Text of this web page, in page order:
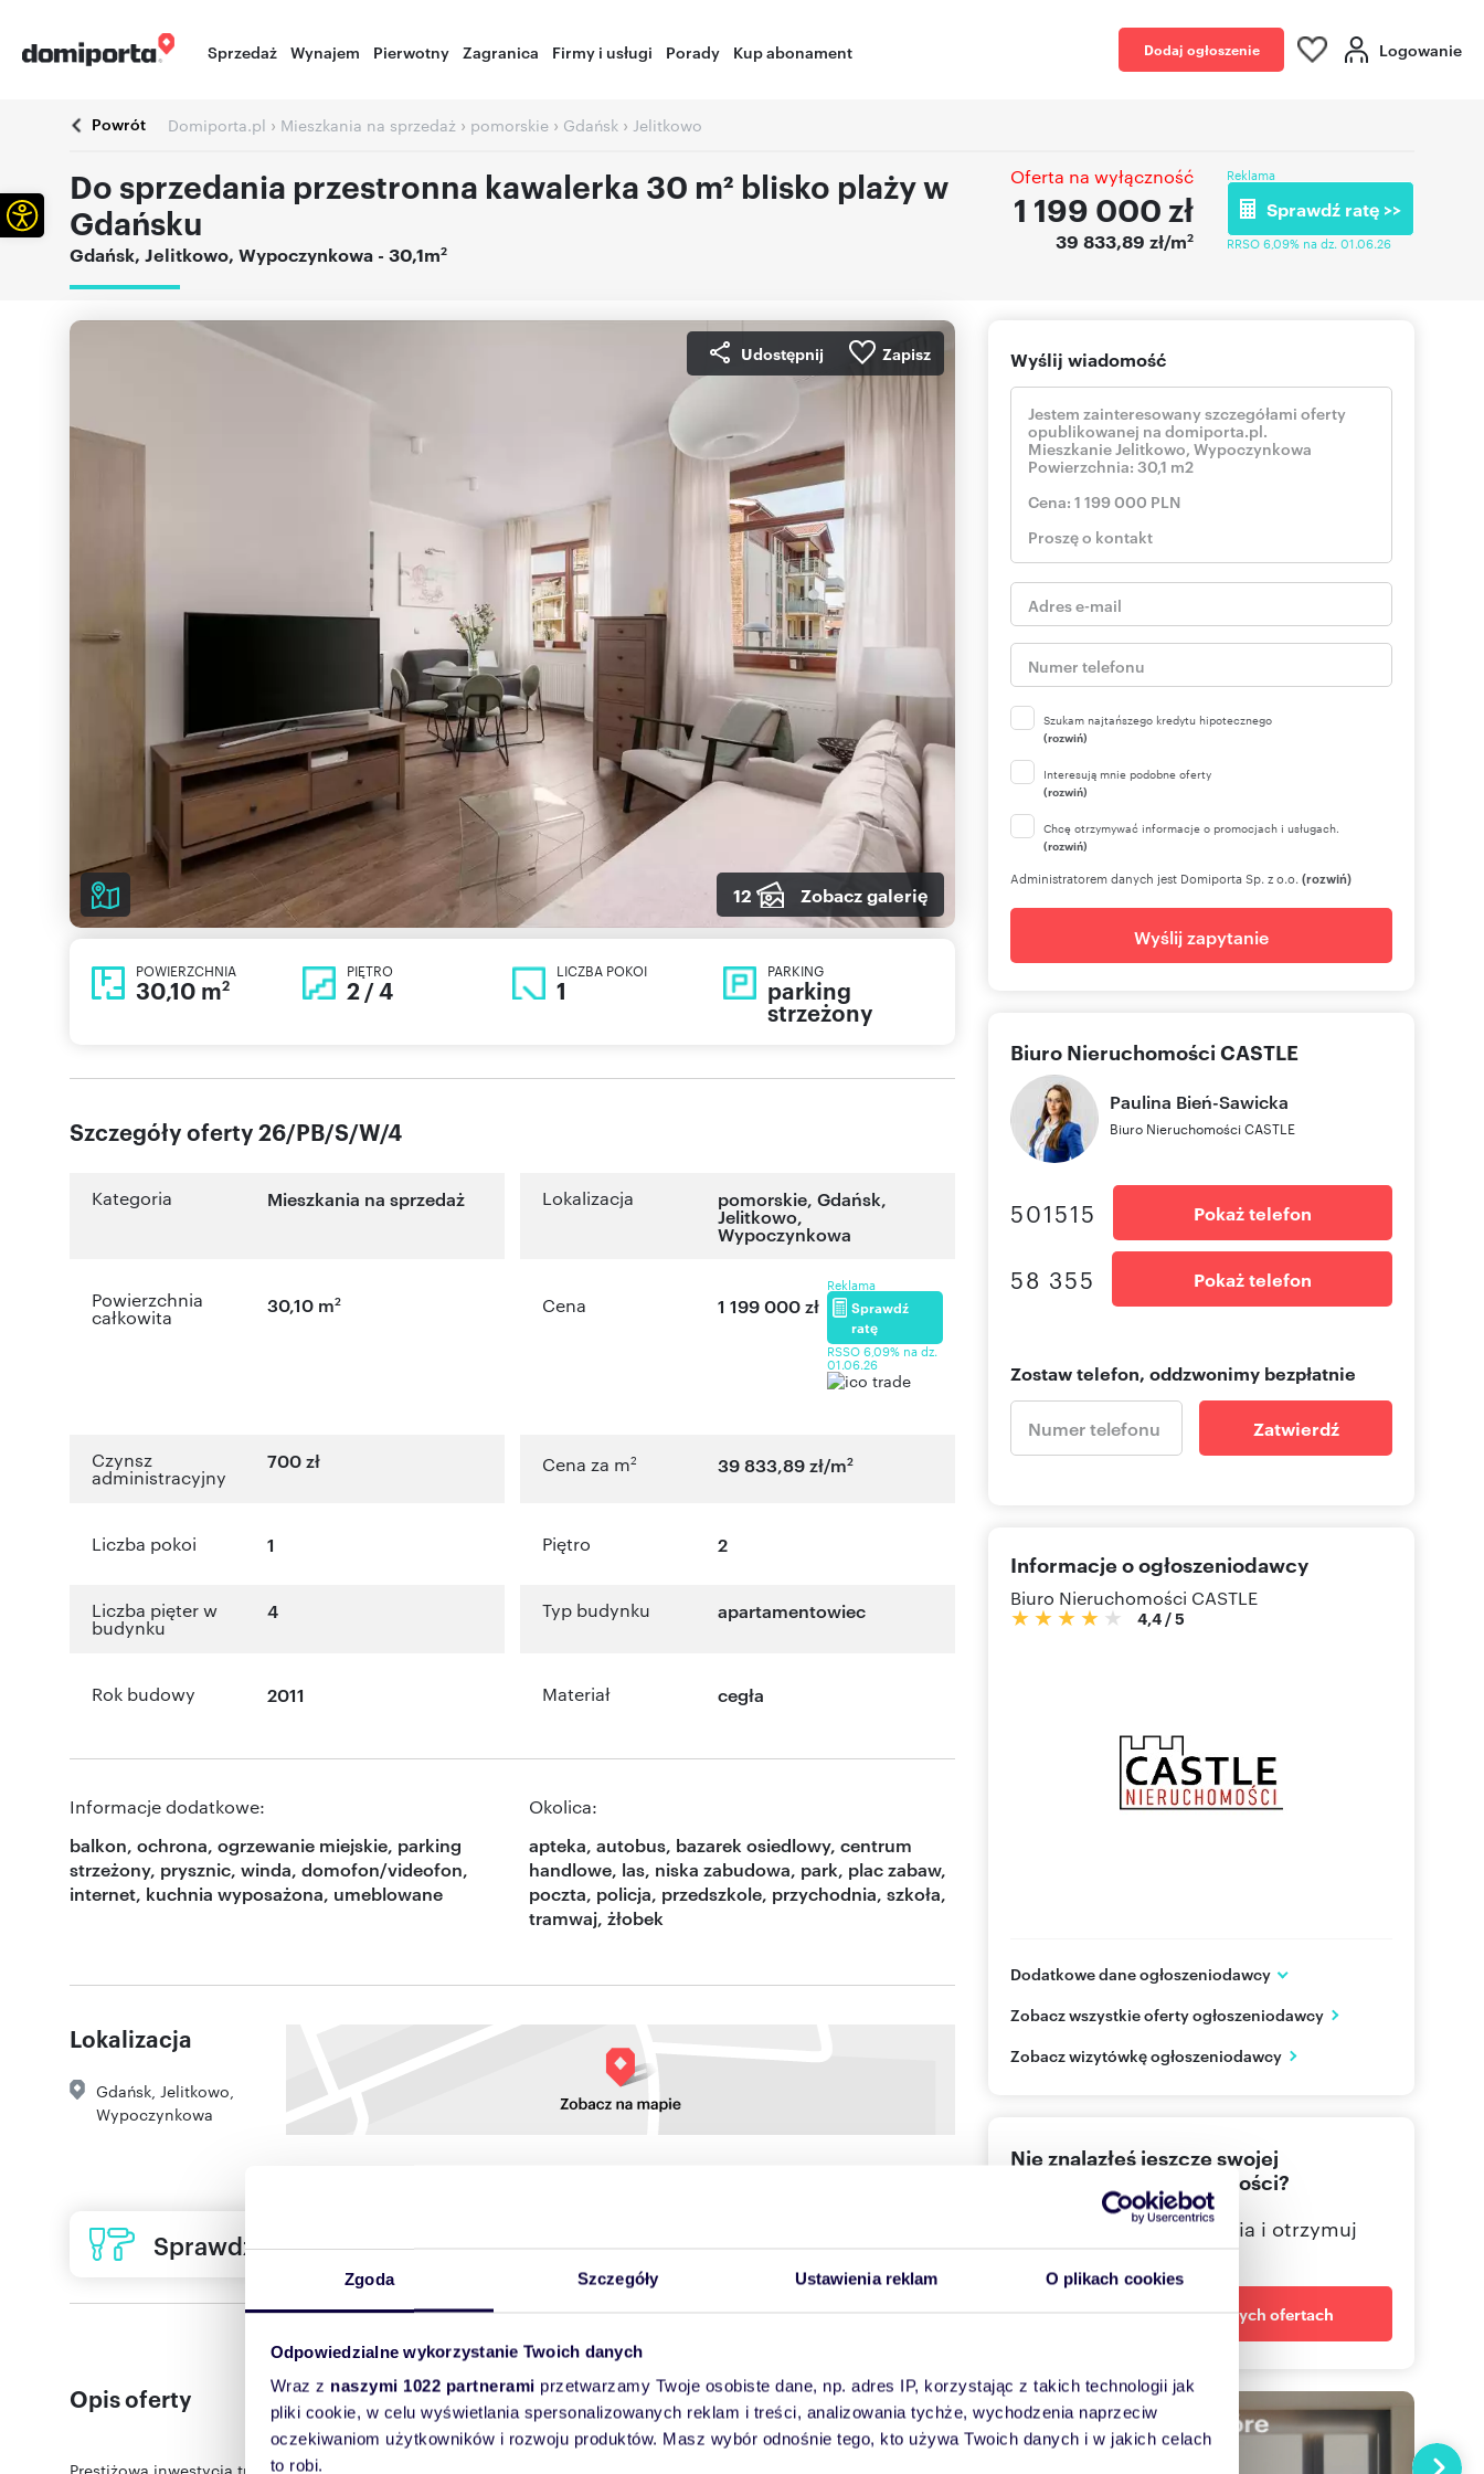
Zgoda Szczegóły Ustawienia reklam O plikach cookies
Odpowiedzialne wykorzystanie Twoich danych
Wraz z naszymi 1022 partnerami przetwarzamy Twoje osobiste dane, np. adres IP, korzystając z takich technologii jak
pliki cookie, w celu wyświetlania spersonalizowanych reklam i treści, analizowania tychże, wychodzenia naprzeciw
oczekiwaniom użytkowników i rozwoju produktów. Masz wybór odnośnie tego, kto używa Twoich danych i w jakich celach
to robi.
Sprzedaż Wynajem Pierwotny Zagranica Firmy i usługi Porady Kup abonament Dodaj ogłoszenie Logowanie
Powrót Domiporta.pl › Mieszkania na sprzedaż › pomorskie › Gdańsk › Jelitkowo
Do sprzedania przestronna kawalerka 30 m² blisko plaży w
Gdańsku
Gdańsk, Jelitkowo, Wypoczynkowa - 30,1m2
Oferta na wyłączność
1 199 000 zł
39 833,89 zł/m2
Reklama
Sprawdź ratę >>
RRSO 6,09% na dz. 01.06.26
Udostępnij Zapisz
12 Zobacz galerię
POWIERZCHNIA
30,10 m2
PIĘTRO
2 / 4
LICZBA POKOI
1
PARKING
parking
strzeżony
Szczegóły oferty 26/PB/S/W/4
Kategoria Mieszkania na sprzedaż Lokalizacja pomorskie,Gdańsk,
Jelitkowo,
Wypoczynkowa
Powierzchnia
całkowita
30,10 m2 Cena 1 199 000 zł
Reklama
Sprawdź
ratę
RSSO 6,09% na dz.
01.06.26
Czynsz
administracyjny
700 zł Cena za m2 39 833,89 zł/m2
Liczba pokoi 1 Piętro 2
Liczba pięter w
budynku
4 Typ budynku apartamentowiec
Rok budowy 2011 Materiał cegła
Informacje dodatkowe:
balkon, ochrona, ogrzewanie miejskie, parking
strzeżony, prysznic, winda, domofon/videofon,
internet, kuchnia wyposażona, umeblowane
Okolica:
apteka, autobus, bazarek osiedlowy, centrum
handlowe, las, niska zabudowa, park, plac zabaw,
poczta, policja, przedszkole, przychodnia, szkoła,
tramwaj, żłobek
Lokalizacja
Gdańsk, Jelitkowo,
Wypoczynkowa
Sprawdź ofertę usług remontowych
Opis oferty
Wyślij wiadomość
Szukam najtańszego kredytu hipotecznego
(rozwiń)
Interesują mnie podobne oferty
(rozwiń)
Chcę otrzymywać informacje o promocjach i usługach.
(rozwiń)
Administratorem danych jest Domiporta Sp. z o.o. (rozwiń)
Wyślij zapytanie
Biuro Nieruchomości CASTLE
Paulina Bień-Sawicka
Biuro Nieruchomości CASTLE
501515 Pokaż telefon
58 355 Pokaż telefon
Zostaw telefon, oddzwonimy bezpłatnie
Zatwierdź
Informacje o ogłoszeniodawcy
Biuro Nieruchomości CASTLE
4,4 /5
Dodatkowe dane ogłoszeniodawcy
Poznań
PL
58 355 Pokaż telefon
500 28 Pokaż telefon
Zobacz wszystkie oferty ogłoszeniodawcy
Zobacz wizytówkę ogłoszeniodawcy
Nie znalazłeś jeszcze swojej
wymarzonej nieruchomości?
Określ swoje oczekiwania i otrzymuj
Powiadom o nowych ofertach
Otwórz pasek narzędzi